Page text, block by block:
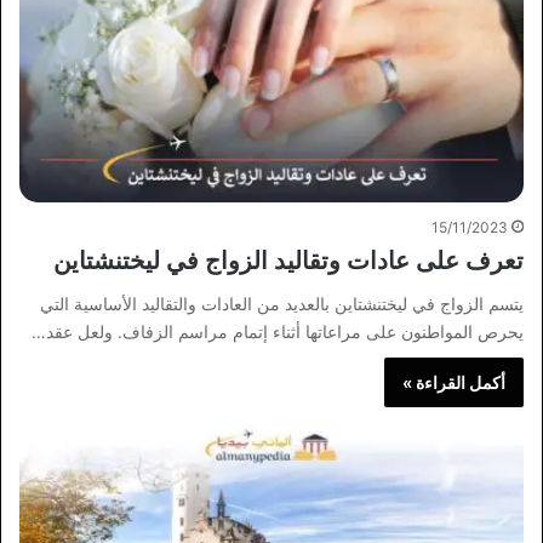
15/11/2023
تعرف على عادات وتقاليد الزواج في ليختنشتاين
يتسم الزواج في ليختنشتاين بالعديد من العادات والتقاليد الأساسية التي
يحرص المواطنون على مراعاتها أثناء إتمام مراسم الزفاف. ولعل عقد…
أكمل القراءة »